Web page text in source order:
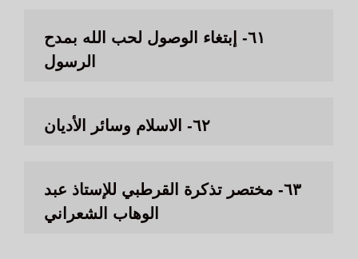
٦١- إبتغاء الوصول لحب الله بمدح
الرسول
٦٢- الاسلام وسائر الأديان
٦٣- مختصر تذكرة القرطبي للإستاذ عبد
الوهاب الشعراني